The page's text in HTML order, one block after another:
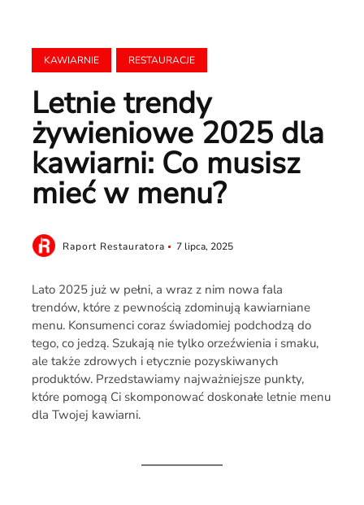
KAWIARNIE RESTAURACJE
Letnie trendy
żywieniowe 2025 dla
kawiarni: Co musisz
mieć w menu?
Raport Restauratora 7 lipca, 2025
Lato 2025 już w pełni, a wraz z nim nowa fala
trendów, które z pewnością zdominują kawiarniane
menu. Konsumenci coraz świadomiej podchodzą do
tego, co jedzą. Szukają nie tylko orzeźwienia i smaku,
ale także zdrowych i etycznie pozyskiwanych
produktów. Przedstawiamy najważniejsze punkty,
które pomogą Ci skomponować doskonałe letnie menu
dla Twojej kawiarni.